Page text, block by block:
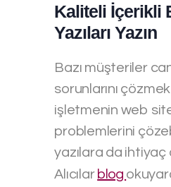
Kaliteli İçerikli
Yazıları Yazın
Bazı müşteriler
sorunlarını
işletmenin web
problemlerini
yazılara da ihtiyaç
Alıcılar blog